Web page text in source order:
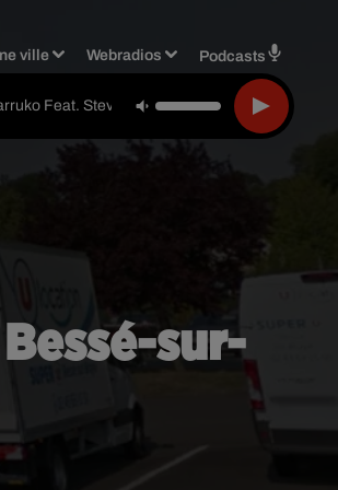
ville Webradios Podcasts
Feat. Steve Aoki & Greecy
sur-